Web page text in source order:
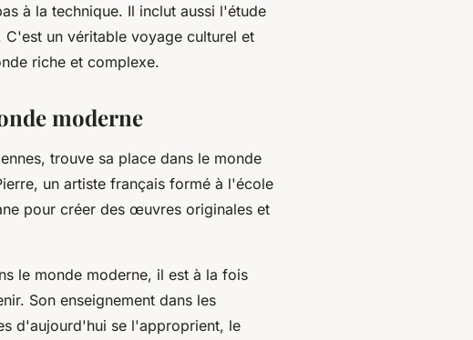
à la technique. Il inclut aussi l'étude
un véritable voyage culturel et
riche et complexe.
moderne
trouve sa place dans le monde
un artiste français formé à l'école
pour créer des œuvres originales et
le monde moderne, il est à la fois
Son enseignement dans les
d'aujourd'hui se l'approprient, le